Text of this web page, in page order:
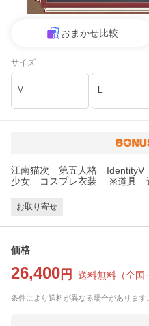
おまかせ比較
サイズ
M L
江南猫次 第五人格 IdentityV
少女 コスプレ衣装 ※道具
お取り寄せ
価格
26,400 円 送料無料 （全国
条件により送料が異なる場合があります。